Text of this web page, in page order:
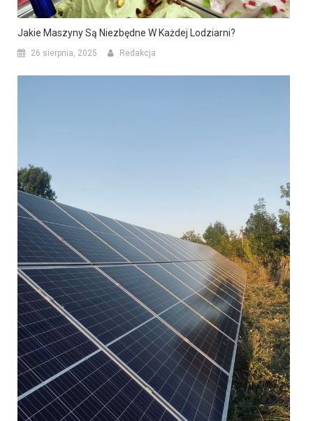
Jakie Maszyny Są Niezbędne W Każdej Lodziarni?
26 sierpnia, 2025 Redakcja